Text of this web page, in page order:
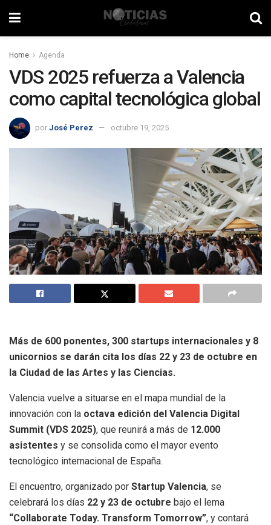
Home Agenda
VDS 2025 refuerza a Valencia
como capital tecnológica global
por José Perez octubre 19, 2025
Más de 600 ponentes, 300 startups internacionales y 8
unicornios se darán cita los días 22 y 23 de octubre en
la Ciudad de las Artes y las Ciencias.
Valencia vuelve a situarse en el mapa mundial de la
innovación con la octava edición del Valencia Digital
Summit (VDS 2025), que reunirá a más de 12.000
asistentes y se consolida como el mayor evento
tecnológico internacional de España.
El encuentro, organizado por Startup Valencia, se
celebrará los días 22 y 23 de octubre bajo el lema
“Collaborate Today. Transform Tomorrow”, y contará